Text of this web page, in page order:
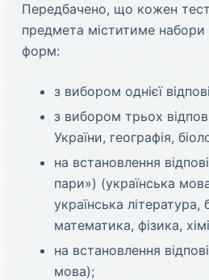
Передбачено, що кожен тест
предмета міститиме набори
форм:
з вибором однієї
з вибором трьох
України, географія,
на встановлення
пари») (українська
українська література,
математика, фізика,
на встановлення
мова);